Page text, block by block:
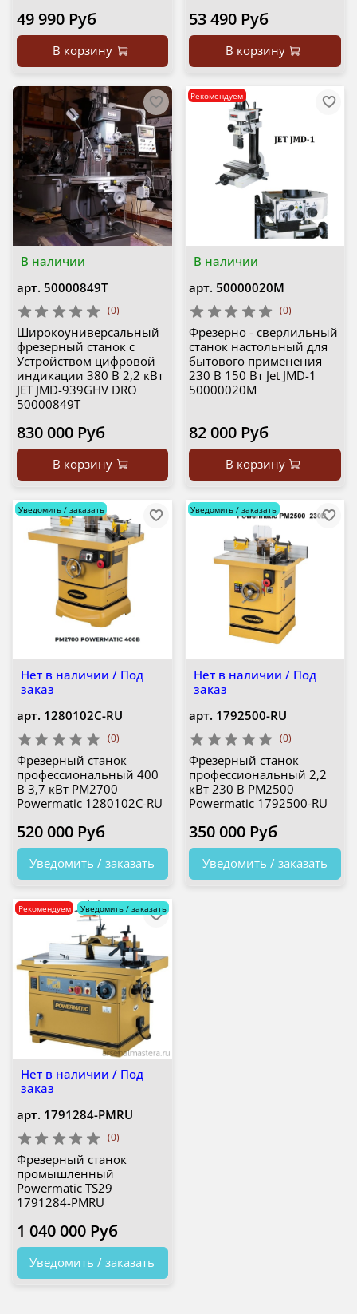
49 990 Руб
В корзину
53 490 Руб
В корзину
В наличии
арт. 50000849T
(0)
Широкоуниверсальный
фрезерный станок с
Устройством цифровой
индикации 380 В 2,2 кВт
JET JMD-939GHV DRO
50000849T
830 000 Руб
В корзину
В наличии
Рекомендуем
арт. 50000020M
(0)
Фрезерно - сверлильный
станок настольный для
бытового применения
230 В 150 Вт Jet JMD-1
50000020M
82 000 Руб
В корзину
Нет в наличии / Под
заказ
Уведомить / заказать
арт. 1280102C-RU
(0)
Фрезерный станок
профессиональный 400
В 3,7 кВт PM2700
Powermatic 1280102C-RU
520 000 Руб
Уведомить / заказать
Нет в наличии / Под
заказ
Уведомить / заказать
арт. 1792500-RU
(0)
Фрезерный станок
профессиональный 2,2
кВт 230 В PM2500
Powermatic 1792500-RU
350 000 Руб
Уведомить / заказать
Нет в наличии / Под
заказ
Рекомендуем Уведомить / заказать
арт. 1791284-PMRU
(0)
Фрезерный станок
промышленный
Powermatic TS29
1791284-PMRU
1 040 000 Руб
Уведомить / заказать